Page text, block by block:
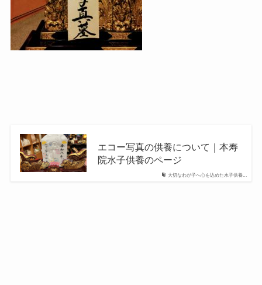
大切なわが子へ心を込めた水子供養...
エコー写真の供養について｜本寿
院水子供養のページ